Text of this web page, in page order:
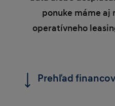
ponuke máme aj
operatívneho
Prehľad